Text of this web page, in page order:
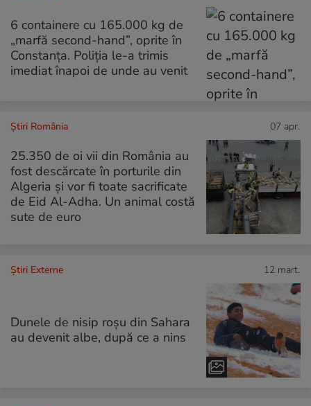
6 containere cu 165.000 kg de
„marfă second-hand”, oprite în
Constanța. Poliția le-a trimis
imediat înapoi de unde au venit
Știri România 07 apr.
25.350 de oi vii din România au
fost descărcate în porturile din
Algeria și vor fi toate sacrificate
de Eid Al-Adha. Un animal costă
sute de euro
Știri Externe 12 mart.
Dunele de nisip roșu din Sahara
au devenit albe, după ce a nins